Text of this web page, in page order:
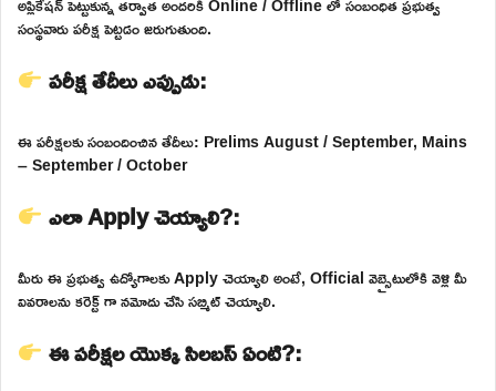
సంస్థవారు పరీక్ష పెట్టడం జరుగుతుంది.
పరీక్ష తేదీలు ఎప్పుడు:
ఈ పరీక్షలకు సంబందించిన తేదీలు: Prelims August / September, Mains
– September / October
ఎలా Apply చెయ్యాలి?:
మీరు ఈ ప్రభుత్వ ఉద్యోగాలకు Apply చెయ్యాలి అంటే, Official వెబ్సైటులోకి వెళ్లి మీ
వివరాలను కరెక్ట్ గా నమోదు చేసి సబ్మిట్ చెయ్యాలి.
ఈ పరీక్షల యొక్క సిలబస్ ఏంటి?: